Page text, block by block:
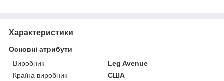
Характеристики
Основні атрибути
Виробник
Leg Avenue
Країна виробник
США